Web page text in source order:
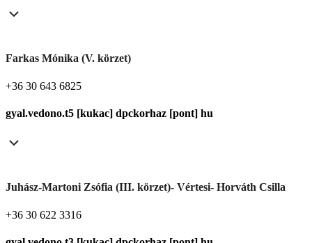
Farkas Mónika (V. körzet)
+36 30 643 6825
gyal.vedono.t5 [kukac] dpckorhaz [pont] hu
Juhász-Martoni Zsófia (III. körzet)- Vértesi- Horváth Csilla
+36 30 622 3316